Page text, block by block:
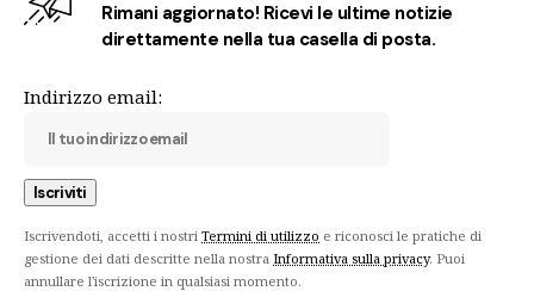
Rimani aggiornato! Ricevi le ultime notizie
direttamente nella tua casella di posta.
Indirizzo email:
Iscrivendoti, accetti i nostri Termini di utilizzo e riconosci le pratiche di
gestione dei dati descritte nella nostra Informativa sulla privacy. Puoi
annullare l'iscrizione in qualsiasi momento.